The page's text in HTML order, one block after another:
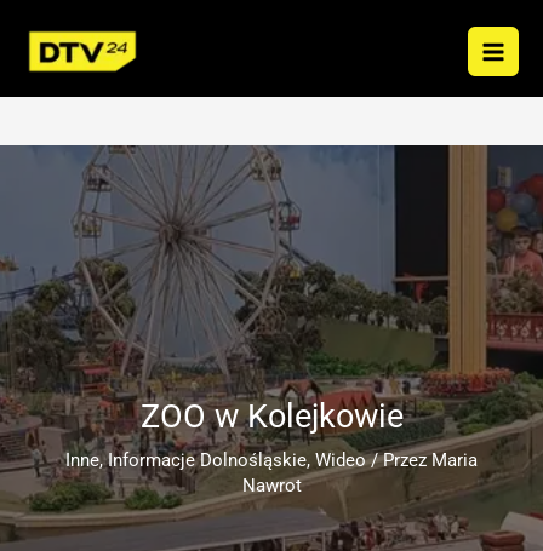
treści
ZOO w Kolejkowie
Inne,Informacje Dolnośląskie, Wideo/ PrzezMaria
Nawrot